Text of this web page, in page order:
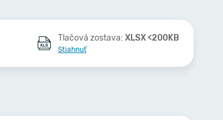
Tlačová zostava: XLSX <200KB
Stiahnuť